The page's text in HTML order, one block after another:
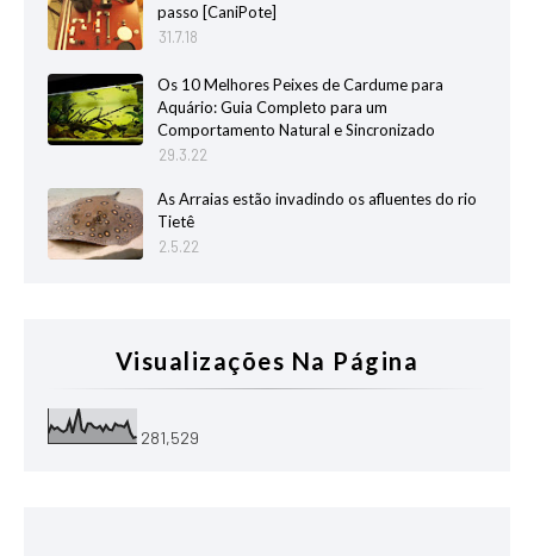
passo [CaniPote]
31.7.18
Os 10 Melhores Peixes de Cardume para
Aquário: Guia Completo para um
Comportamento Natural e Sincronizado
29.3.22
As Arraias estão invadindo os afluentes do rio
Tietê
2.5.22
Visualizações Na Página
281,529